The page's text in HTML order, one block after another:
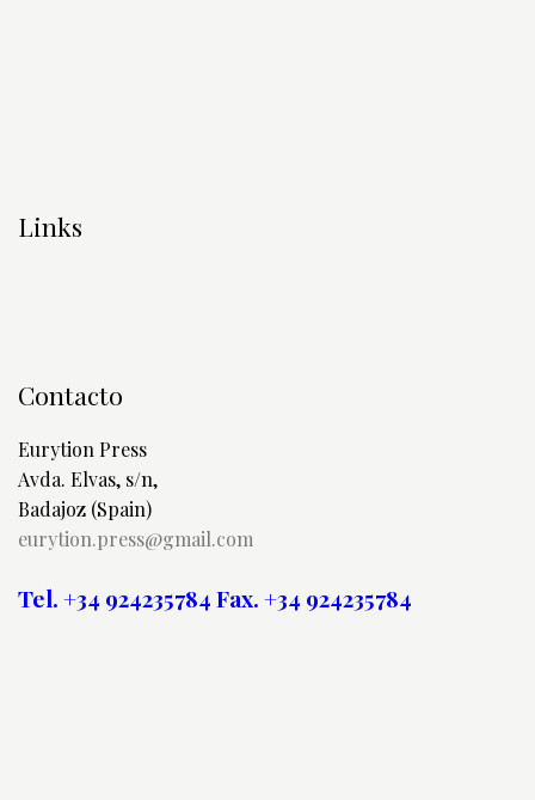
Links
Contacto
Eurytion Press
Avda. Elvas, s/n,
Badajoz (Spain)
eurytion.press@gmail.com
Tel. +34 924235784Fax. +34 924235784